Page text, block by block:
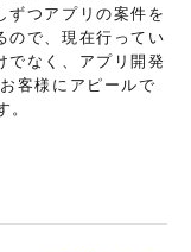
ずつアプリの案件を
ので、現在行ってい
でなく、アプリ開発
客様にアピールで
。